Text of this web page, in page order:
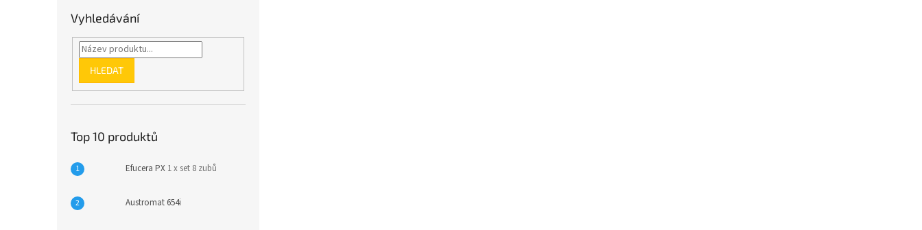
Vyhledávání
HLEDAT
Top 10 produktů
Efucera PX 1 x set 8 zubů
Austromat 654i